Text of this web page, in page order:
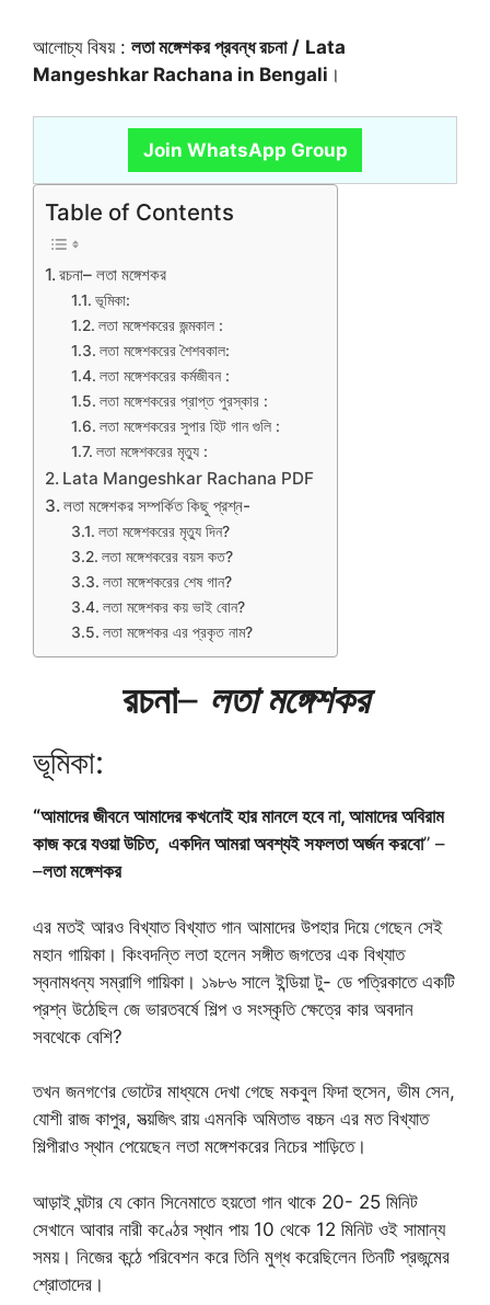
আলোচ্য বিষয় : লতা মঙ্গেশকর প্রবন্ধ রচনা / Lata
Mangeshkar Rachana in Bengali ।
Join WhatsApp Group
Table of Contents
রচনা– লতা মঙ্গেশকর
ভূমিকা:
লতা মঙ্গেশকরের জন্মকাল :
লতা মঙ্গেশকরের শৈশবকাল:
লতা মঙ্গেশকরের কর্মজীবন :
লতা মঙ্গেশকরের প্রাপ্ত পুরস্কার :
লতা মঙ্গেশকরের সুপার হিট গান গুলি :
লতা মঙ্গেশকরের মৃত্যু :
Lata Mangeshkar Rachana PDF
লতা মঙ্গেশকর সম্পর্কিত কিছু প্রশ্ন-
লতা মঙ্গেশকরের মৃত্যু দিন?
লতা মঙ্গেশকরের বয়স কত?
লতা মঙ্গেশকরের শেষ গান?
লতা মঙ্গেশকর কয় ভাই বোন?
লতা মঙ্গেশকর এর প্রকৃত নাম?
রচনা– লতা মঙ্গেশকর
ভূমিকা:
“আমাদের জীবনে আমাদের কখনোই হার মানলে হবে না, আমাদের অবিরাম
কাজ করে যওয়া উচিত, একদিন আমরা অবশ্যই সফলতা অর্জন করবো” –
–লতা মঙ্গেশকর
এর মতই আরও বিখ্যাত বিখ্যাত গান আমাদের উপহার দিয়ে গেছেন সেই
মহান গায়িকা। কিংবদন্তি লতা হলেন সঙ্গীত জগতের এক বিখ্যাত
স্বনামধন্য সম্রাগি গায়িকা। ১৯৮৬ সালে ইন্ডিয়া টু- ডে পত্রিকাতে একটি
প্রশ্ন উঠেছিল জে ভারতবর্ষে শিল্প ও সংস্কৃতি ক্ষেত্রে কার অবদান
সবথেকে বেশি?
তখন জনগণের ভোটের মাধ্যমে দেখা গেছে মকবুল ফিদা হুসেন, ভীম সেন,
যোশী রাজ কাপুর, সত্য়জিৎ রায় এমনকি অমিতাভ বচ্চন এর মত বিখ্যাত
শিল্পীরাও স্থান পেয়েছেন লতা মঙ্গেশকরের নিচের শাড়িতে।
আড়াই ঘন্টার যে কোন সিনেমাতে হয়তো গান থাকে 20- 25 মিনিট
সেখানে আবার নারী কণ্ঠের স্থান পায় 10 থেকে 12 মিনিট ওই সামান্য
সময়। নিজের কন্ঠে পরিবেশন করে তিনি মুগ্ধ করেছিলেন তিনটি প্রজন্মের
শ্রোতাদের।